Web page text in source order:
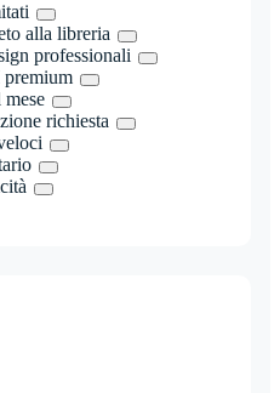
alla libreria
professionali
richiesta